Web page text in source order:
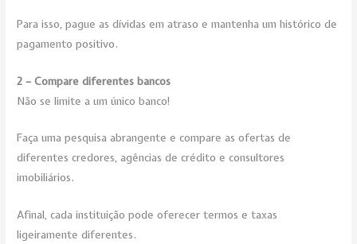
Para isso, pague as dívidas em atraso e mantenha um histórico de
pagamento positivo.
2 – Compare diferentes bancos
Não se limite a um único banco!
Faça uma pesquisa abrangente e compare as ofertas de
diferentes credores, agências de crédito e consultores
imobiliários.
Afinal, cada instituição pode oferecer termos e taxas
ligeiramente diferentes.